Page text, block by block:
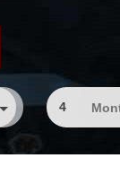
4